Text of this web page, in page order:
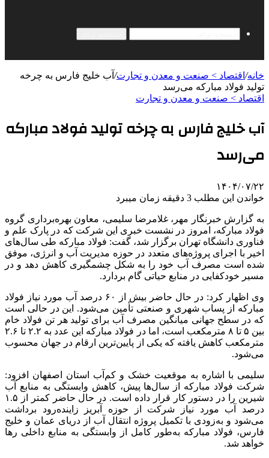
خانه/ اقتصاد > صنعت و معدن و تجارت/ آب خلیج فارس به چرخه
تولید فولاد مبارکه می‌رسد
اقتصاد > صنعت و معدن و تجارت
آب خلیج فارس به چرخه تولید فولاد مبارکه
می‌رسد
۱۴۰۴/۰۷/۲۲
خواندن این مطلب 3 دقیقه زمان میبرد
به گزارش خبرنگار مهر، غلامرضا سلیمی، معاون بهره‌برداری گروه
فولاد مبارکه، امروز در نشست خبری این شرکت که در پارک علم و
فناوری دانشگاه تهران برگزار شد، گفت: فولاد مبارکه طی سال‌های
اخیر با اجرای پروژه‌های متعدد در حوزه مدیریت آب و انرژی، موفق
شده است مصرف آب خود را به شکل چشمگیری کاهش دهد و در
مسیر خودکفایی در منابع حیاتی گام بردارد.
وی اظهار کرد: در حال حاضر بیش از ۶۰ درصد آب مورد نیاز فولاد
مبارکه از پساب شهری و صنعتی تأمین می‌شود. این در حالی است
که در سطح جهانی میانگین مصرف آب برای تولید هر تن فولاد خام
بین ۵ تا ۸ مترمکعب است، اما در فولاد مبارکه این عدد به ۲.۲ تا ۲.۶
مترمکعب کاهش یافته که یکی از پایین‌ترین ارقام در جهان محسوب
می‌شود.
سلیمی با اشاره به موقعیت خشک و کم‌آب استان اصفهان افزود:
شرکت فولاد مبارکه از سال‌ها پیش، کاهش وابستگی به منابع آب
شیرین را در دستور کار قرار داده است. در حال حاضر کمتر از ۱.۵
درصد آب مورد نیاز شرکت از حوزه آبریز زاینده‌رود برداشت
می‌شود و به‌زودی با تکمیل پروژه انتقال آب از دریای عمان و خلیج
فارس، فولاد مبارکه به‌طور کامل از وابستگی به منابع داخلی رها
خواهد شد.